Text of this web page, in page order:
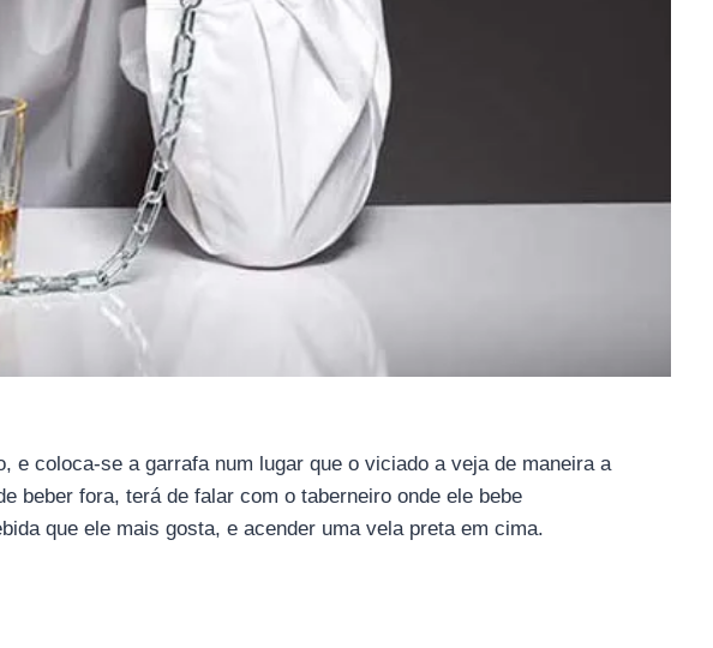
e coloca-se a garrafa num lugar que o viciado a veja de maneira a
beber fora, terá de falar com o taberneiro onde ele bebe
que ele mais gosta, e acender uma vela preta em cima.